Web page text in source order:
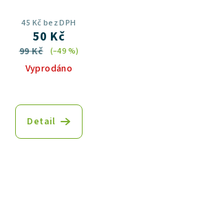
45 Kč bez DPH
50 Kč
99 Kč (–49 %)
Vyprodáno
hodnocení
produktu
Detail